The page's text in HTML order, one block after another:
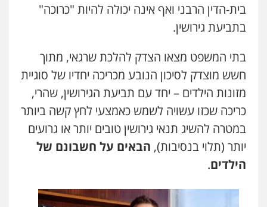
בית-הדין הרבני ואף אינה יכולה להיות "כרוכה"
בתביעת גירושין.
בתי המשפט מצאו הצדק להלכת שרגאי, מתוך
חשש מוצדק לסיכון הנובע מכריכה יחדיו של סוגיית
מזונות הילדים – יחד עם תביעת הגירושין, שהרי,
כריכה שכזו עשויה לשמש כאמצעי לחץ קשה ביותר
במטרה להשיג תנאי גירושין טובים יותר או גרועים
יותר (תלוי בנסיבות), הבאים על חשבונם של
הילדים.